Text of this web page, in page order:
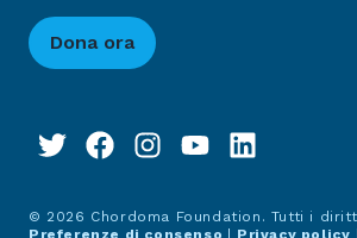
Dona ora
© 2026 Chordoma Foundation. Tutti i
Preferenze di consenso
Privacy policy